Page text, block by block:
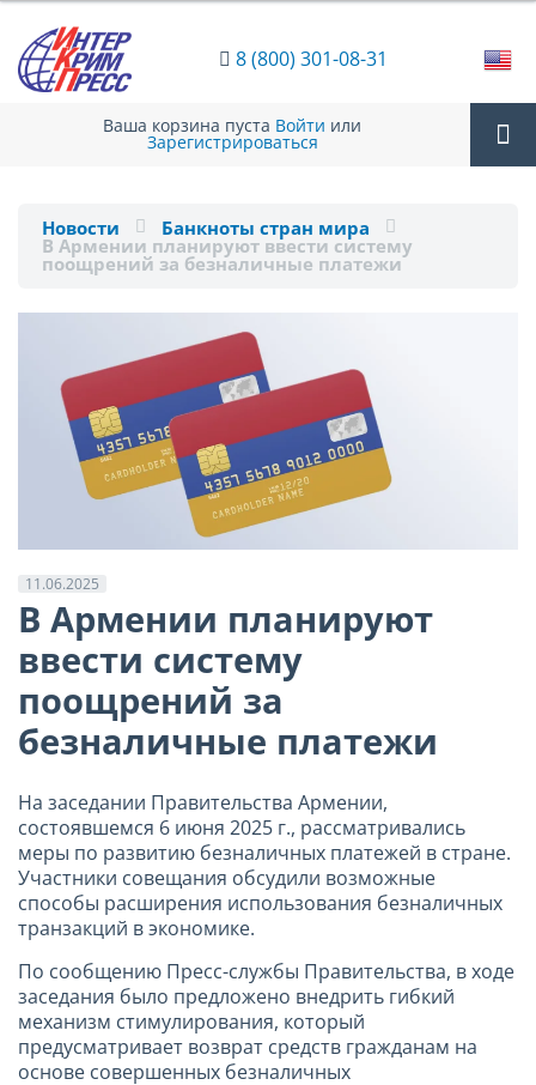
8 (800) 301-08-31
Ваша корзина пуста Войти или
Зарегистрироваться
Новости Банкноты стран мира
В Армении планируют ввести систему
поощрений за безналичные платежи
11.06.2025
В Армении планируют
ввести систему
поощрений за
безналичные платежи
На заседании Правительства Армении,
состоявшемся 6 июня 2025 г., рассматривались
меры по развитию безналичных платежей в стране.
Участники совещания обсудили возможные
способы расширения использования безналичных
транзакций в экономике.
По сообщению Пресс-службы Правительства, в ходе
заседания было предложено внедрить гибкий
механизм стимулирования, который
предусматривает возврат средств гражданам на
основе совершенных безналичных